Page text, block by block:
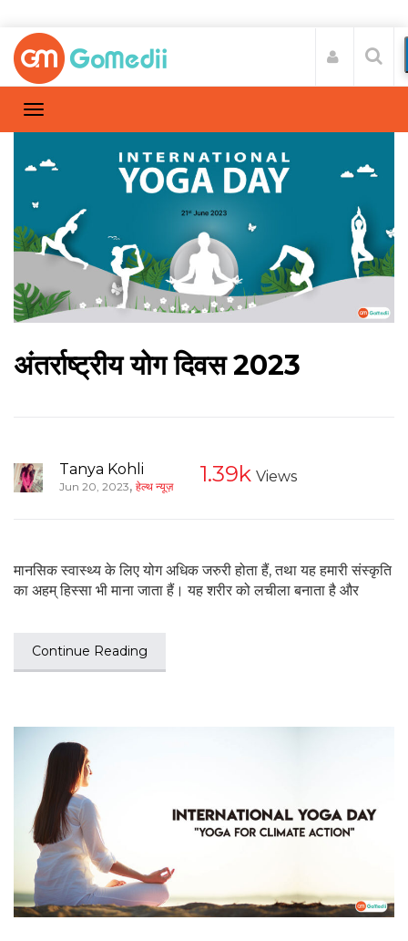
अंतर्राष्ट्रीय योग दिवस 2023
Tanya Kohli
Jun 20, 2023, हेल्थ न्यूज़ 1.39k Views
मानसिक स्वास्थ्य के लिए योग अधिक जरुरी होता हैं, तथा यह हमारी संस्कृति
का अहम् हिस्सा भी माना जाता हैं। यह शरीर को लचीला बनाता है और
Continue Reading